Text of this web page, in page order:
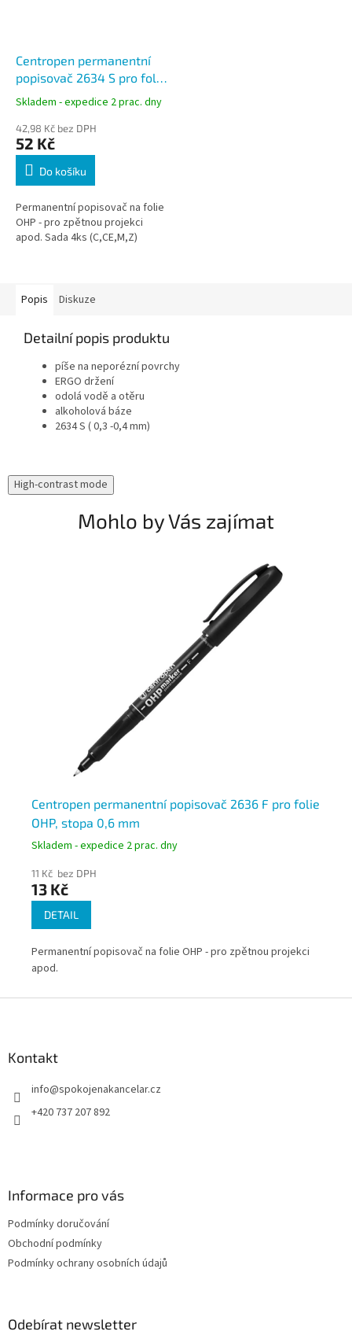
Centropen permanentní
popisovač 2634 S pro folie
OHP sada 4ks, stopa 0,3
Skladem - expedice 2 prac. dny
42,98 Kč bez DPH
52 Kč
Do košíku
Permanentní popisovač na folie
OHP - pro zpětnou projekci
apod. Sada 4ks (C,CE,M,Z)
Popis Diskuze
Detailní popis produktu
píše na neporézní povrchy
ERGO držení
odolá vodě a otěru
alkoholová báze
2634 S ( 0,3 -0,4 mm)
High-contrast mode
Mohlo by Vás zajímat
Centropen permanentní popisovač 2636 F pro folie
OHP, stopa 0,6 mm
Skladem - expedice 2 prac. dny
11 Kč bez DPH
13 Kč
DETAIL
Permanentní popisovač na folie OHP - pro zpětnou projekci
apod.
Kontakt
info@spokojenakancelar.cz
+420 737 207 892
Informace pro vás
Podmínky doručování
Obchodní podmínky
Podmínky ochrany osobních údajů
Odebírat newsletter